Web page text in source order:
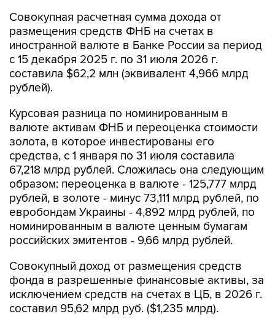
Совокупная расчетная сумма дохода от
размещения средств ФНБ на счетах в
иностранной валюте в Банке России за период
с 15 декабря 2025 г. по 31 июля 2026 г.
составила $62,2 млн (эквивалент 4,966 млрд
рублей).
Курсовая разница по номинированным в
валюте активам ФНБ и переоценка стоимости
золота, в которое инвестированы его
средства, с 1 января по 31 июля составила
67,218 млрд рублей. Сложилась она следующим
образом: переоценка в валюте - 125,777 млрд
рублей, в золоте - минус 73,111 млрд рублей, по
евробондам Украины - 4,892 млрд рублей, по
номинированным в валюте ценным бумагам
российских эмитентов - 9,66 млрд рублей.
Совокупный доход от размещения средств
фонда в разрешенные финансовые активы, за
исключением средств на счетах в ЦБ, в 2026 г.
составил 95,62 млрд руб. ($1,235 млрд).